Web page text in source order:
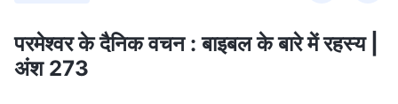
परमेश्वर के दैनिक वचन : बाइबल के बारे में रहस्य |
अंश 273